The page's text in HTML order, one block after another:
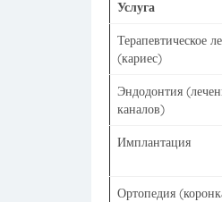
Услуга
Терапевтическое
(кариес)
Эндодонтия
каналов)
Имплантация
Ортопедия